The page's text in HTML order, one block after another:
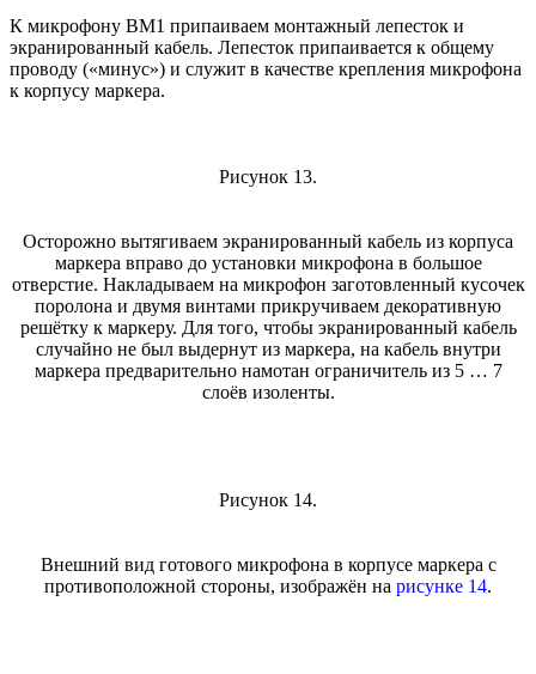
К микрофону BM1 припаиваем монтажный лепесток и
экранированный кабель. Лепесток припаивается к общему
проводу («минус») и служит в качестве крепления микрофона
к корпусу маркера.
Рисунок 13.
Осторожно вытягиваем экранированный кабель из корпуса
маркера вправо до установки микрофона в большое
отверстие. Накладываем на микрофон заготовленный кусочек
поролона и двумя винтами прикручиваем декоративную
решётку к маркеру. Для того, чтобы экранированный кабель
случайно не был выдернут из маркера, на кабель внутри
маркера предварительно намотан ограничитель из 5 … 7
слоёв изоленты.
Рисунок 14.
Внешний вид готового микрофона в корпусе маркера с
противоположной стороны, изображён на рисунке 14.